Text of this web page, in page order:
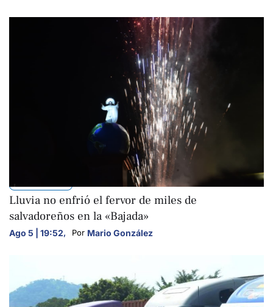
Lluvia no enfrió el fervor de miles de
salvadoreños en la «Bajada»
Ago 5 | 19:52, Por Mario González